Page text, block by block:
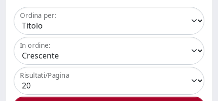
Ordina per:
In ordine:
Risultati/Pagina